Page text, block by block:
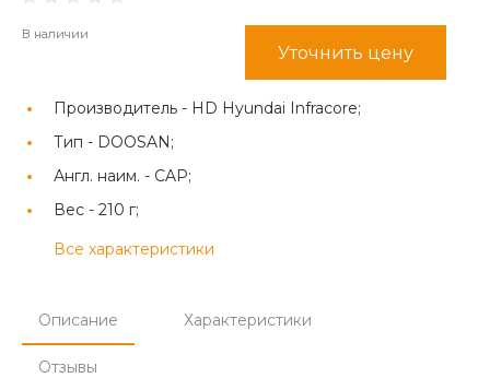
В наличии
Уточнить цену
Производитель - HD Hyundai Infracore;
Тип - DOOSAN;
Англ. наим. - CAP;
Вес - 210 г;
Все характеристики
Описание Характеристики
Отзывы